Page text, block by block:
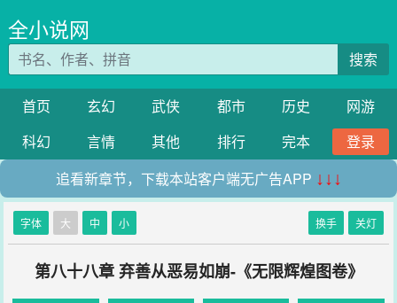
全小说网
搜索
首页 玄幻 武侠 都市 历史
网游
科幻
言情 其他 排行 完本
登录
追看新章节，下载本站客户端无广告APP ↓↓↓
字体 大 中 小 换手 关灯
第八十八章 弃善从恶易如崩-《无限辉煌图卷》